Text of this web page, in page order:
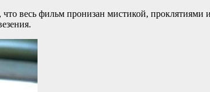
весь фильм пронизан мистикой, проклятиями